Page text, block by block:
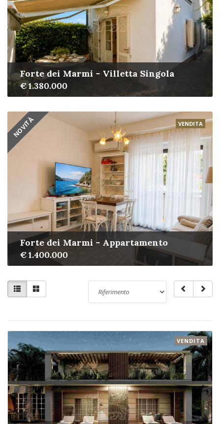
Forte dei Marmi - Villetta Singola
€ 1.380.000
NOVITÀ VENDITA
Forte dei Marmi - Appartamento
€ 1.400.000
VENDITA